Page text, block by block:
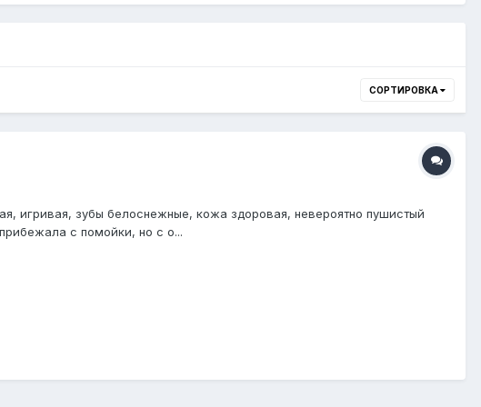
СОРТИРОВКА
игривая, зубы белоснежные, кожа здоровая, невероятно пушистый
с помойки, но с о...